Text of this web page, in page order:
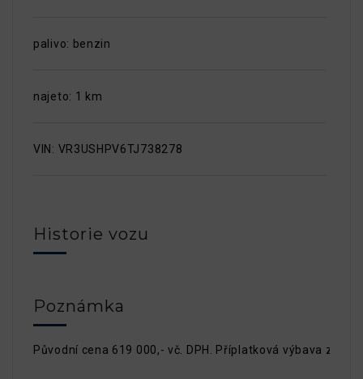
palivo: benzin
najeto: 1 km
VIN: VR3USHPV6TJ738278
Historie vozu
Poznámka
Původní cena 619 000,- vč. DPH. Příplatková výbava